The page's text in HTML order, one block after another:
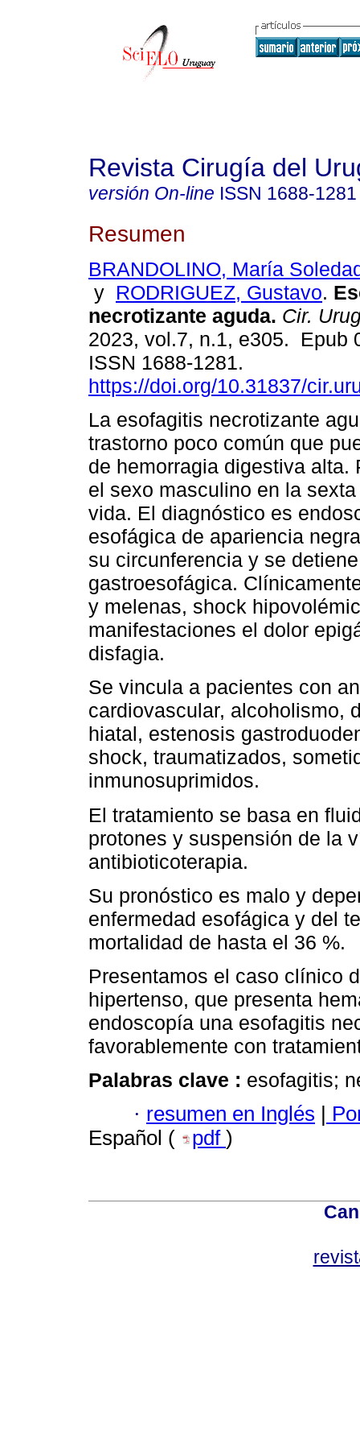
Revista Cirugía del
versión On-line ISSN 1688-1281
Resumen
BRANDOLINO, María
y RODRIGUEZ, Gustavo.
necrotizante aguda. Cir.
2023, vol.7, n.1, e305. Epub
ISSN 1688-1281.
https://doi.org/10.31837/
La esofagitis necrotizante
trastorno poco común que
de hemorragia digestiva alta.
el sexo masculino en la
vida. El diagnóstico es
esofágica de apariencia
su circunferencia y se
gastroesofágica.
y melenas, shock
manifestaciones el dolor
disfagia.
Se vincula a pacientes con
cardiovascular, alcoholismo,
hiatal, estenosis
shock, traumatizados,
inmunosuprimidos.
El tratamiento se basa en
protones y suspensión de la
antibioticoterapia.
Su pronóstico es malo y
enfermedad esofágica y del
mortalidad de hasta el 36 %.
Presentamos el caso clínico
hipertenso, que presenta
endoscopía una esofagitis
favorablemente con
Palabras clave : esofagitis;
· resumen en Inglés
Español (
pdf )